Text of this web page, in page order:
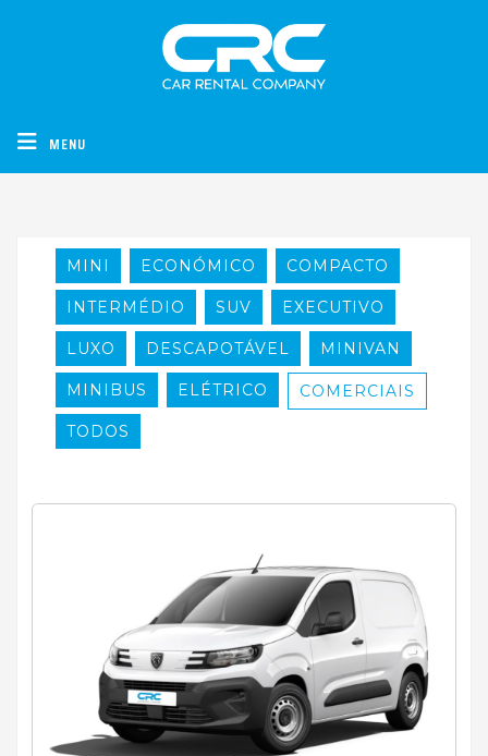
CRC - Car Rental Company
MENU
MINI ECONÓMICO COMPACTO
INTERMÉDIO SUV EXECUTIVO
LUXO DESCAPOTÁVEL MINIVAN
MINIBUS ELÉTRICO COMERCIAIS
TODOS